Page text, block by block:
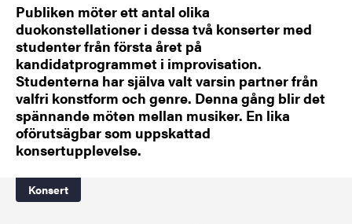
Publiken möter ett antal olika
duokonstellationer i dessa två konserter med
studenter från första året på
kandidatprogrammet i improvisation.
Studenterna har själva valt varsin partner från
valfri konstform och genre. Denna gång blir det
spännande möten mellan musiker. En lika
oförutsägbar som uppskattad
konsertupplevelse.
Konsert